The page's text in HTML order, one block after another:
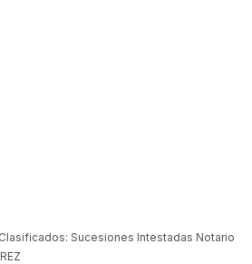
Sucesiones Intestadas Notario